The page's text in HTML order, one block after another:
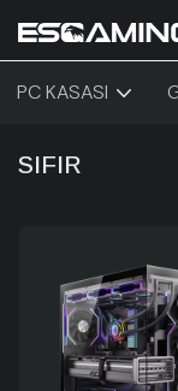
PC KASASI
SIFIR